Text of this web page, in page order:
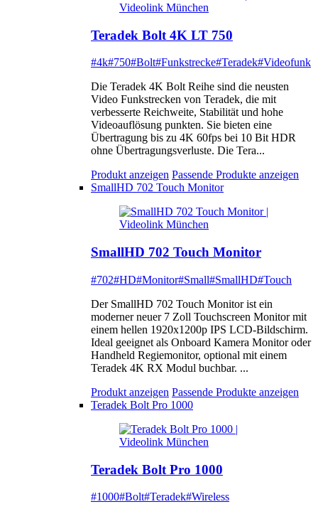
Teradek Bolt 4K LT 750
#4k#750#Bolt#Funkstrecke#Teradek#Videofunk
Die Teradek 4K Bolt Reihe sind die neusten
Video Funkstrecken von Teradek, die mit
verbesserte Reichweite, Stabilität und hohe
Videoauflösung punkten. Sie bieten eine
Übertragung bis zu 4K 60fps bei 10 Bit HDR
ohne Übertragungsverluste. Die Tera...
Produkt anzeigen Passende Produkte anzeigen
SmallHD 702 Touch Monitor
SmallHD 702 Touch Monitor
#702#HD#Monitor#Small#SmallHD#Touch
Der SmallHD 702 Touch Monitor ist ein
moderner neuer 7 Zoll Touchscreen Monitor mit
einem hellen 1920x1200p IPS LCD-Bildschirm.
Ideal geeignet als Onboard Kamera Monitor oder
Handheld Regiemonitor, optional mit einem
Teradek 4K RX Modul buchbar. ...
Produkt anzeigen Passende Produkte anzeigen
Teradek Bolt Pro 1000
Teradek Bolt Pro 1000
#1000#Bolt#Teradek#Wireless